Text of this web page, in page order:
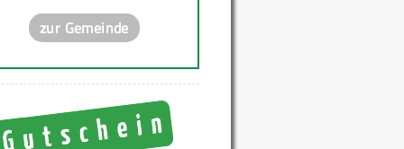
zur Gemeinde